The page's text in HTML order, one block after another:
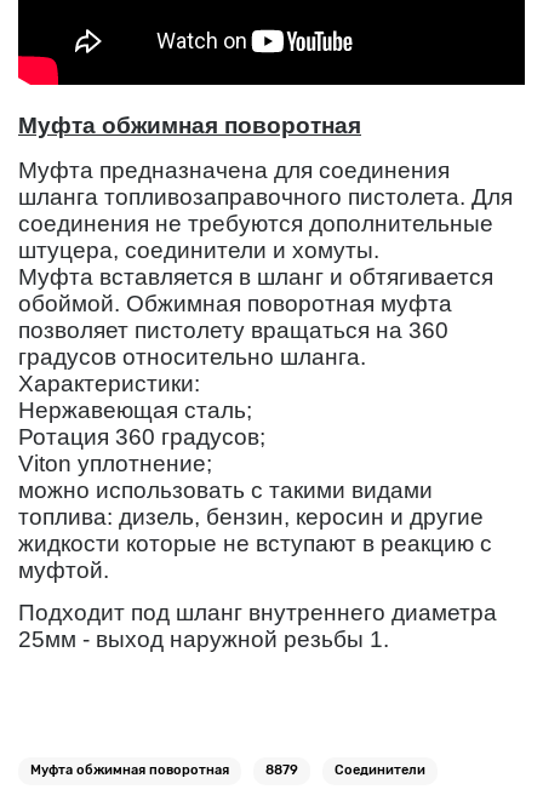
Муфта обжимная поворотная
Муфта предназначена для соединения
шланга топливозаправочного пистолета. Для
соединения не требуются дополнительные
штуцера, соединители и хомуты.
Муфта вставляется в шланг и обтягивается
обоймой. Обжимная поворотная муфта
позволяет пистолету вращаться на 360
градусов относительно шланга.
Характеристики:
Нержавеющая сталь;
Ротация 360 градусов;
Viton уплотнение;
можно использовать с такими видами
топлива: дизель, бензин, керосин и другие
жидкости которые не вступают в реакцию с
муфтой.
Подходит под шланг внутреннего диаметра
25мм - выход наружной резьбы 1.
Муфта обжимная поворотная 8879 Соединители